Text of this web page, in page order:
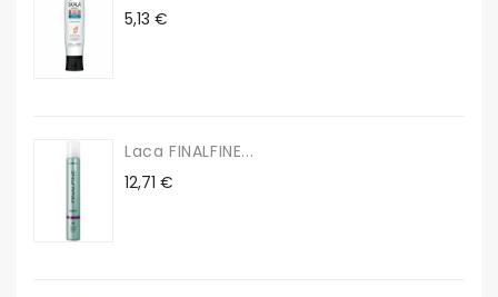
Precio
5,13 €
Laca FINALFINE...
Precio
12,71 €